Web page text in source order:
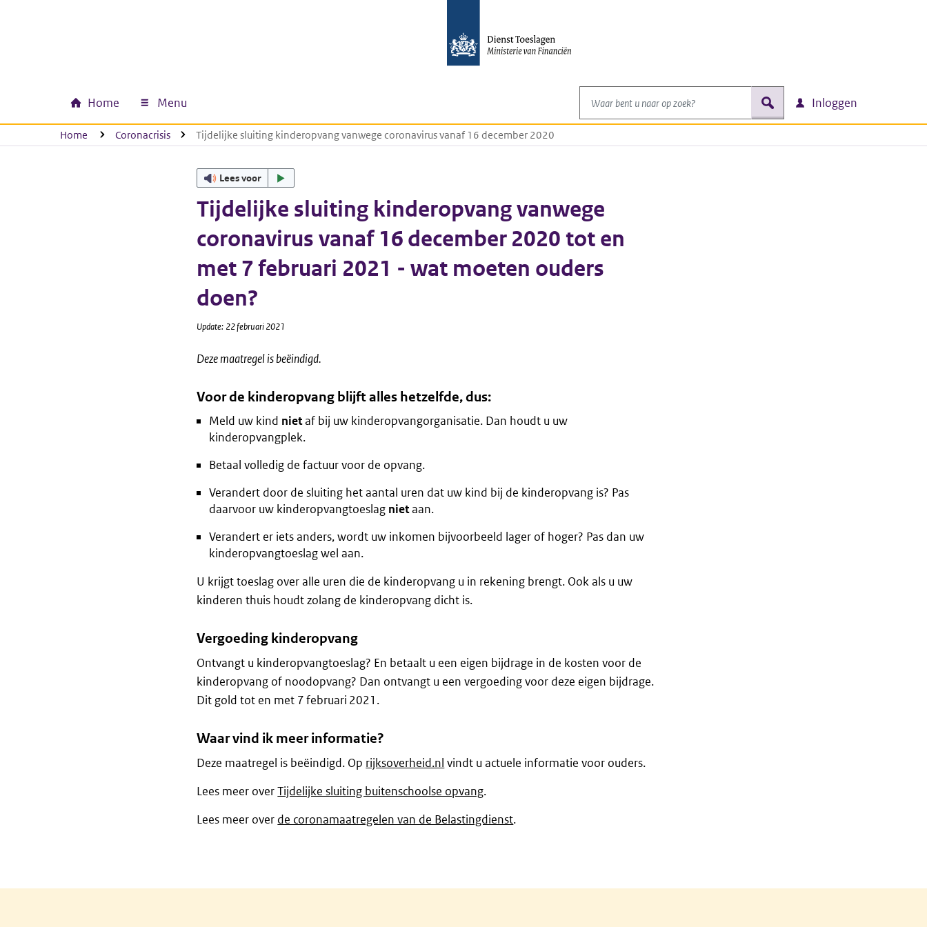
Hoofdnavigatie
Home Menu
Waar bent u naar op zoek?
zoek Inloggen
U bevindt zich hier:
Home Coronacrisis Tijdelijke sluiting kinderopvang vanwege coronavirus vanaf 16 december 2020
Lees voor
Tijdelijke sluiting kinderopvang vanwege
coronavirus vanaf 16 december 2020 tot en
met 7 februari 2021 - wat moeten ouders
doen?
Update: 22 februari 2021
Deze maatregel is beëindigd.
Voor de kinderopvang blijft alles hetzelfde, dus:
Meld uw kind nietaf bij uw kinderopvangorganisatie. Dan houdt u uw
kinderopvangplek.
Betaal volledig de factuur voor de opvang.
Verandert door de sluiting het aantal uren dat uw kind bij de kinderopvang is? Pas
daarvoor uw kinderopvangtoeslag nietaan.
Verandert er iets anders, wordt uw inkomen bijvoorbeeld lager of hoger? Pas dan uw
kinderopvangtoeslag wel aan.
U krijgt toeslag over alle uren die de kinderopvang u in rekening brengt. Ook als u uw
kinderen thuis houdt zolang de kinderopvang dicht is.
Vergoeding kinderopvang
Ontvangt u kinderopvangtoeslag? En betaalt u een eigen bijdrage in de kosten voor de
kinderopvang of noodopvang? Dan ontvangt u een vergoeding voor deze eigen bijdrage.
Dit gold tot en met 7 februari 2021.
Waar vind ik meer informatie?
Deze maatregel is beëindigd. Op rijksoverheid.nl vindt u actuele informatie voor ouders.
Lees meer overTijdelijke sluiting buitenschoolse opvang.
Lees meer over de coronamaatregelen van de Belastingdienst.